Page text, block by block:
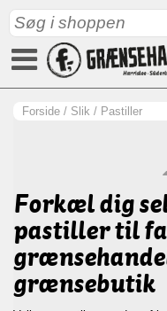
Forside / Slik / Pastiller
Forkæl dig
pastiller til
grænsebutik